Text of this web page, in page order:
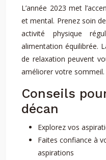
L’année 2023 met
et mental. Prenez soin
activité physique
alimentation équilibrée.
de relaxation peuvent
améliorer votre sommeil.
Conseils
décan
Explorez vos
Faites confiance à
aspirations